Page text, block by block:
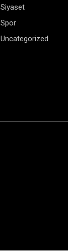
Siyaset
Spor
Uncategorized